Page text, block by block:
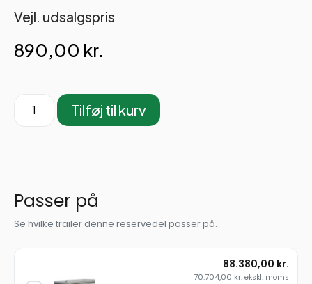
Vejl. udsalgspris
890,00 kr.
Tilføj til kurv
Passer på
Se hvilke trailer denne reservedel passer på.
88.380,00 kr.
70.704,00 kr. ekskl. moms